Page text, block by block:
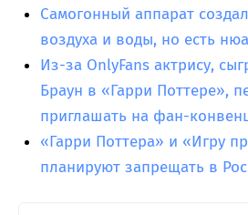
Самогонный аппарат
воздуха и воды, но есть
Из-за OnlyFans актрису,
Браун в «Гарри Поттере»,
приглашать на фан-
«Гарри Поттера» и «Игру
планируют запрещать в